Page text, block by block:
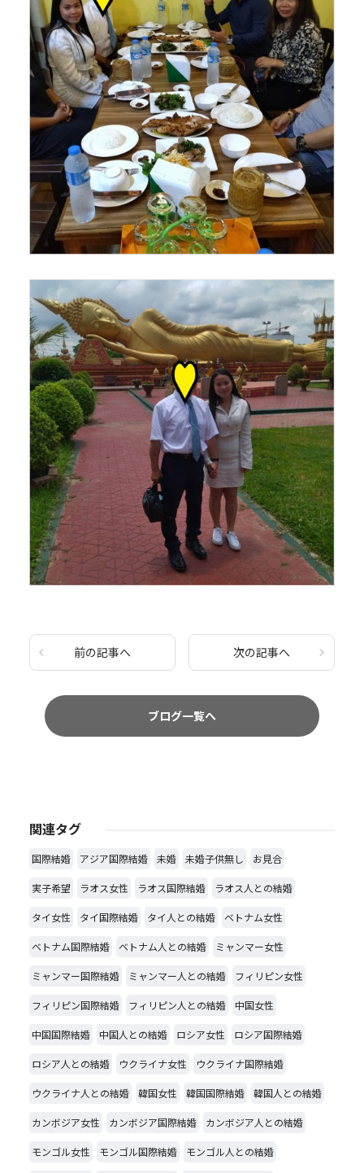
前の記事へ 次の記事へ
ブログ一覧へ
関連タグ
国際結婚 アジア国際結婚 未婚 未婚子供無し お見合
実子希望 ラオス女性 ラオス国際結婚 ラオス人との結婚
タイ女性 タイ国際結婚 タイ人との結婚 ベトナム女性
ベトナム国際結婚 ベトナム人との結婚 ミャンマー女性
ミャンマー国際結婚 ミャンマー人との結婚 フィリピン女性
フィリピン国際結婚 フィリピン人との結婚 中国女性
中国国際結婚 中国人との結婚 ロシア女性 ロシア国際結婚
ロシア人との結婚 ウクライナ女性 ウクライナ国際結婚
ウクライナ人との結婚 韓国女性 韓国国際結婚 韓国人との結婚
カンボジア女性 カンボジア国際結婚 カンボジア人との結婚
モンゴル女性 モンゴル国際結婚 モンゴル人との結婚